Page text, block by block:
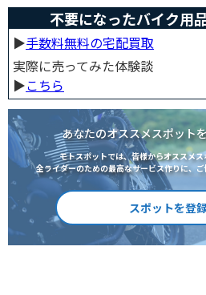
不要になったバイク用
▶︎手数料無料の宅配買取
実際に売ってみた体験談
▶︎こちら
あなたのオススメスポット
モトスポットでは、皆様からオススメ
全ライダーのための最高なサービス作りに、ご
スポットを登